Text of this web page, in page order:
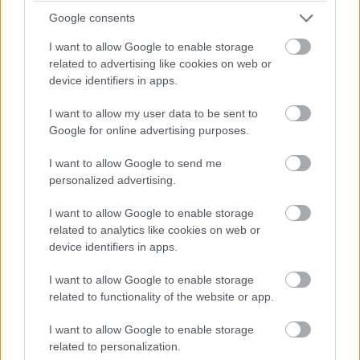
Google consents
I want to allow Google to enable storage
related to advertising like cookies on web or
device identifiers in apps.
I want to allow my user data to be sent to
Google for online advertising purposes.
I want to allow Google to send me
personalized advertising.
I want to allow Google to enable storage
related to analytics like cookies on web or
device identifiers in apps.
I want to allow Google to enable storage
related to functionality of the website or app.
I want to allow Google to enable storage
related to personalization.
legsikeresebb mozija lett a
200 millió dolláros büdzséből 470 milliót termelt
világszerte). Ezért nem meglepő, hogy a Legendary
stúdió be is rendelte belőle a folytatást, amelynek
forgatása már úgy tűnik, hogy kezdetét is vette.
A hírt egy ausztrál hírcsatorna, a
le, akik egy videót is közöltek a hír mellé, mely szerint a
szörnyek összecsapása a szigetországban zajlik. Bár
hivatalos bejelentés nem történt a stúdió részéről, az ott
sem mondták ki a film címét.
Hollywood's love affair with the Gold Coast
continues. Filming has begun in spectacular style